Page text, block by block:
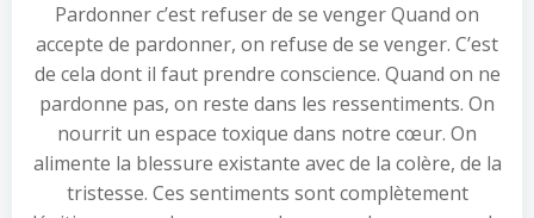
Pardonner c’est refuser de se venger Quand on
accepte de pardonner, on refuse de se venger. C’est
de cela dont il faut prendre conscience. Quand on ne
pardonne pas, on reste dans les ressentiments. On
nourrit un espace toxique dans notre cœur. On
alimente la blessure existante avec de la colère, de la
tristesse. Ces sentiments sont complètement